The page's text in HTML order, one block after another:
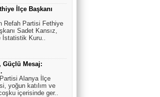
İlçe Başkanı
Refah Partisi Fethiye
Sadet Kansız,
İstatistik Kuru..
Güçlü Mesaj:
Alanya İlçe
yoğun katılım ve
içerisinde ger..